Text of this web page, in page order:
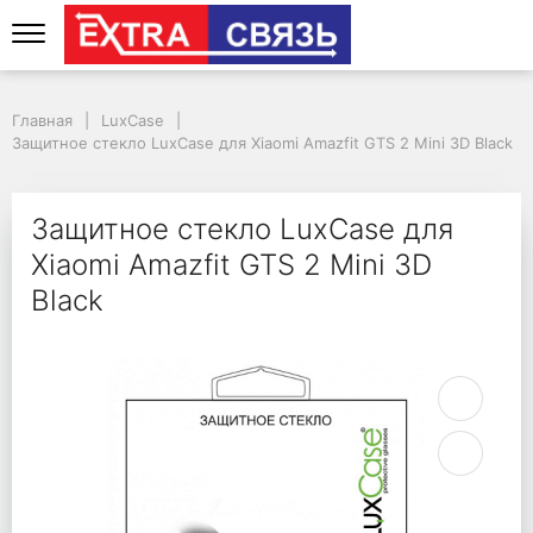
Защитное стекло
Главная
LuxCase
Защитное стекло LuxCase для Xiaomi Amazfit GTS 2 Mini 3D Black
Защитное стекло LuxCase для
Xiaomi Amazfit GTS 2 Mini 3D
Black